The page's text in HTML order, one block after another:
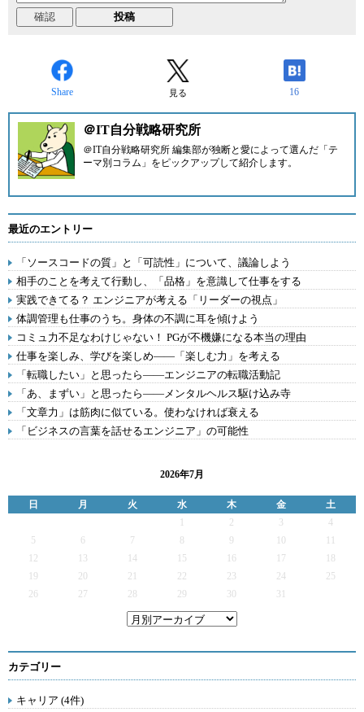
Share 見る 16
＠IT自分戦略研究所
＠IT自分戦略研究所 編集部が独断と愛によって選んだ「テ
ーマ別コラム」をピックアップして紹介します。
最近のエントリー
「ソースコードの質」と「可読性」について、議論しよう
相手のことを考えて行動し、「品格」を意識して仕事をする
実践できてる？ エンジニアが考える「リーダーの視点」
体調管理も仕事のうち。身体の不調に耳を傾けよう
コミュ力不足なわけじゃない！ PGが不機嫌になる本当の理由
仕事を楽しみ、学びを楽しめ――「楽しむ力」を考える
「転職したい」と思ったら――エンジニアの転職活動記
「あ、まずい」と思ったら――メンタルヘルス駆け込み寺
「文章力」は筋肉に似ている。使わなければ衰える
「ビジネスの言葉を話せるエンジニア」の可能性
2026年7月
日 月 火 水 木 金
土
2 3
4
5
6 7 9
12
13 14 15 16 17
19
20 21 22 23 24
25
26
27 28 29 30 31
カテゴリー
キャリア (4件)